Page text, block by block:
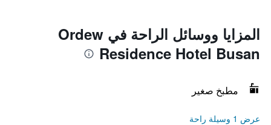
المزايا ووسائل الراحة في Ordew
Residence Hotel Busan
مطبخ صغير
عرض 1 وسيلة راحة